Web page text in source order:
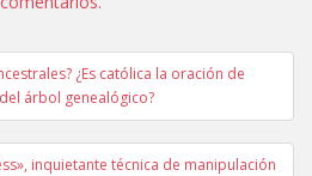
¿Es católica la oración de
árbol genealógico?
inquietante técnica de manipulación